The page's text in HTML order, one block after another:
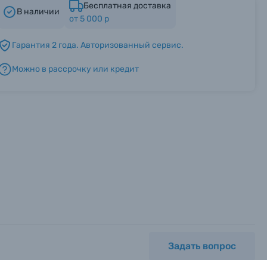
В наличии
Бесплатная доставка
от 5 000 р
Гарантия 2 года. Авторизованный сервис.
Можно в рассрочку или кредит
Задать вопрос